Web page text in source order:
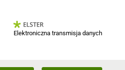
Elektroniczna transmisja danych